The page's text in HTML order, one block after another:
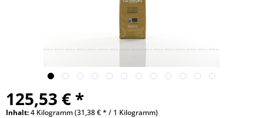
125,53 € *
Inhalt:4 Kilogramm (31,38 € * / 1 Kilogramm)